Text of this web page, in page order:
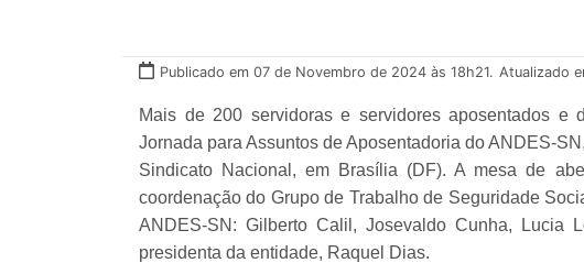
Publicado em 07 de Novembro de 2024 às 18h21. Atualizado
Mais de 200 servidoras e servidores aposentados e
Jornada para Assuntos de Aposentadoria do ANDES-
Sindicato Nacional, em Brasília (DF). A mesa de
coordenação do Grupo de Trabalho de Seguridade
ANDES-SN: Gilberto Calil, Josevaldo Cunha, Lucia
presidenta da entidade, Raquel Dias.